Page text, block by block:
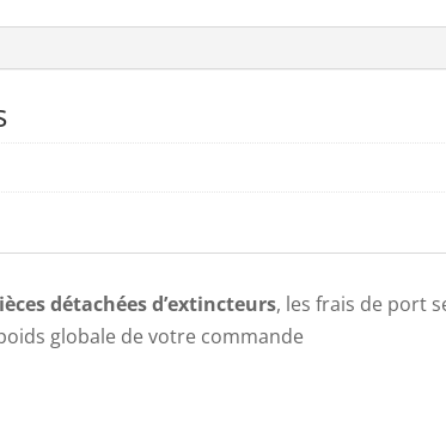
détachées d’extincteurs, les frais de port
globale de votre commande